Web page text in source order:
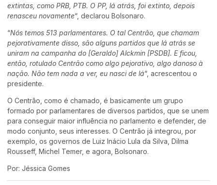
extintas, como PRB, PTB. O PP, lá atrás, foi extinto, depois
renasceu novamente“, declarou Bolsonaro.
“Nós temos 513 parlamentares. O tal Centrão, que chamam
pejorativamente disso, são alguns partidos que lá atrás se
uniram na campanha do [Geraldo] Alckmin [PSDB]. E ficou,
então, rotulado Centrão como algo pejorativo, algo danoso à
nação. Não tem nada a ver, eu nasci de lá“, acrescentou o
presidente.
O Centrão, como é chamado, é basicamente um grupo
formado por parlamentares de diversos partidos, que se unem
para conseguir maior influência no parlamento e defender, de
modo conjunto, seus interesses. O Centrão já integrou, por
exemplo, os governos de Luiz Inácio Lula da Silva, Dilma
Rousseff, Michel Temer, e agora, Bolsonaro.
Por: Jéssica Gomes